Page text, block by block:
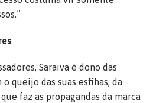
Saraiva é dono das
queijo das suas esfihas, da
faz as propagandas da marca